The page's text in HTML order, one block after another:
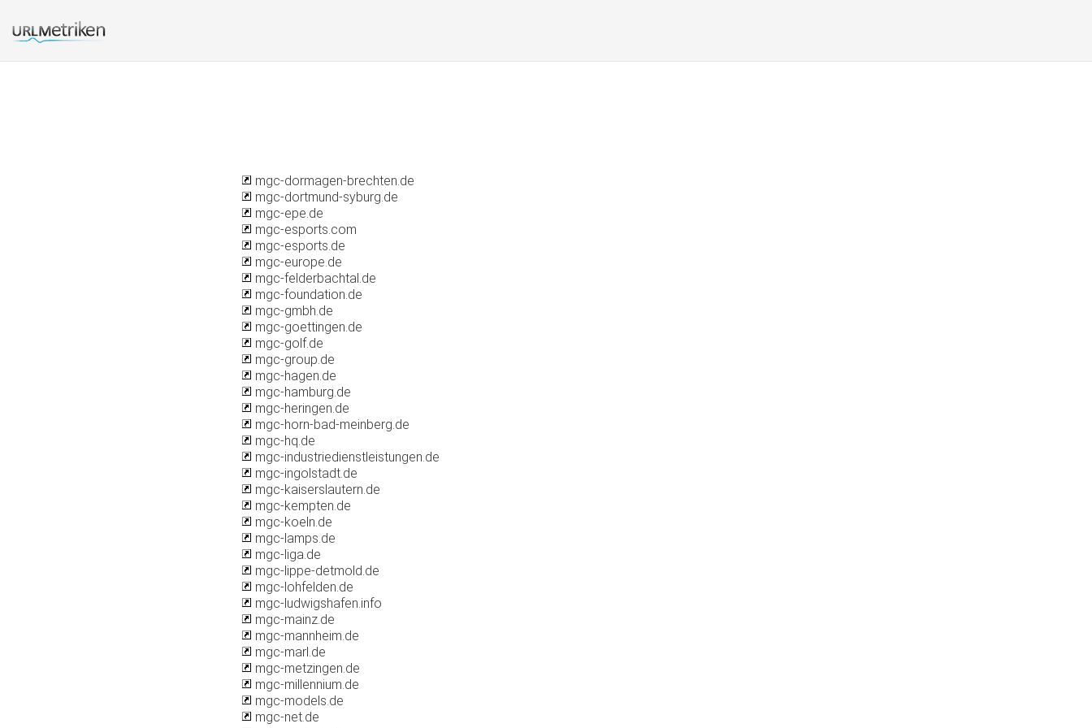
mgc-dormagen-brechten.de
mgc-dortmund-syburg.de
mgc-epe.de
mgc-esports.com
mgc-esports.de
mgc-europe.de
mgc-felderbachtal.de
mgc-foundation.de
mgc-gmbh.de
mgc-goettingen.de
mgc-golf.de
mgc-group.de
mgc-hagen.de
mgc-hamburg.de
mgc-heringen.de
mgc-horn-bad-meinberg.de
mgc-hq.de
mgc-industriedienstleistungen.de
mgc-ingolstadt.de
mgc-kaiserslautern.de
mgc-kempten.de
mgc-koeln.de
mgc-lamps.de
mgc-liga.de
mgc-lippe-detmold.de
mgc-lohfelden.de
mgc-ludwigshafen.info
mgc-mainz.de
mgc-mannheim.de
mgc-marl.de
mgc-metzingen.de
mgc-millennium.de
mgc-models.de
mgc-net.de